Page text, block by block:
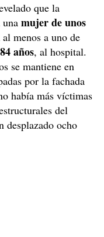
que la
mujer de unos
menos a uno de
años, al hospital.
se mantiene en
por la fachada
había más víctimas
del
desplazado ocho